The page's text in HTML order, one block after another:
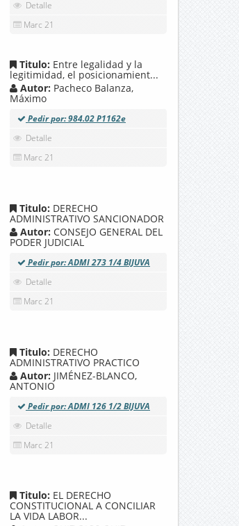
Detalle
Marc 21
Titulo: Entre legalidad y la
legitimidad, el posicionamient...
Autor: Pacheco Balanza,
Máximo
Pedir por: 984.02 P1162e
Detalle
Marc 21
Titulo: DERECHO
ADMINISTRATIVO SANCIONADOR
Autor: CONSEJO GENERAL DEL
PODER JUDICIAL
Pedir por: ADMI 273 1/4 BIJUVA
Detalle
Marc 21
Titulo: DERECHO
ADMINISTRATIVO PRACTICO
Autor: JIMÉNEZ-BLANCO,
ANTONIO
Pedir por: ADMI 126 1/2 BIJUVA
Detalle
Marc 21
Titulo: EL DERECHO
CONSTITUCIONAL A CONCILIAR
LA VIDA LABOR...